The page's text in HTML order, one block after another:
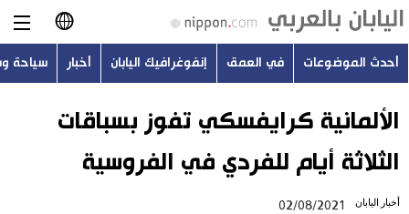
日本語
English
简体字
أحدث الموضوعات
أحدث الموضوعات في العمق إنفوغرافيك اليابان أخبار سياحة
الألمانية كرايفسكي تفوز بسباقات
الثلاثة أيام للفردي في الفروسية
أخبار اليابان 02/08/2021